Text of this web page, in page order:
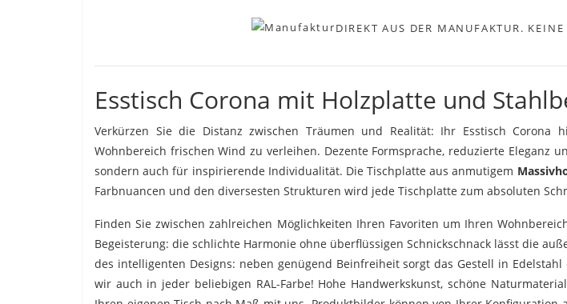
DIREKT AUS DER MANUFAKTUR.
Esstisch Corona mit Holzplatte und
Verkürzen Sie die Distanz zwischen Träumen und Realität: Ihr Esstisch Corona
Wohnbereich frischen Wind zu verleihen. Dezente Formsprache, reduzierte
sondern auch für inspirierende Individualität. Die Tischplatte aus anmutigem
Farbnuancen und den diversesten Strukturen wird jede Tischplatte zum absoluten
Finden Sie zwischen zahlreichen Möglichkeiten Ihren Favoriten um Ihren
Begeisterung: die schlichte Harmonie ohne überflüssigen Schnickschnack lässt die
des intelligenten Designs: neben genügend Beinfreiheit sorgt das Gestell in
wir auch in jeder beliebigen RAL-Farbe! Hohe Handwerkskunst, schöne